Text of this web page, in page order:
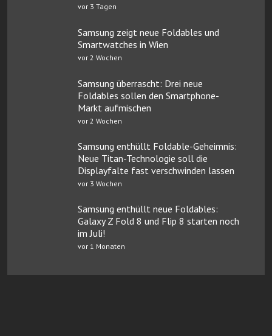
vor 3 Tagen
Samsung zeigt neue Foldables und
Smartwatches in Wien
vor 2 Wochen
Samsung überrascht: Drei neue
Foldables sollen den Smartphone-
Markt aufmischen
vor 2 Wochen
Samsung enthüllt Foldable-Geheimnis:
Neue Titan-Technologie soll die
Displayfalte fast verschwinden lassen
vor 3 Wochen
Samsung enthüllt neue Foldables:
Galaxy Z Fold 8 und Flip 8 starten noch
im Juli!
vor 1 Monaten